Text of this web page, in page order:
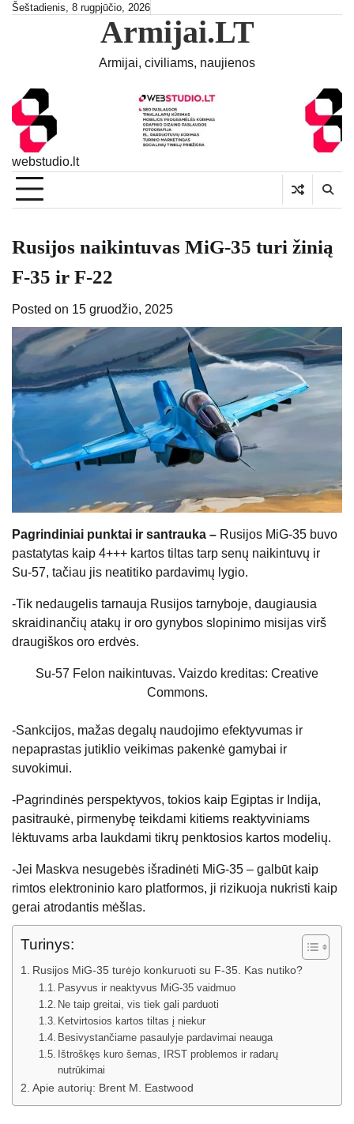
SkipŠeštadienis, 8 rugpjūčio, 2026
Armijai.LT
Armijai, civiliams, naujienos
webstudio.lt
Rusijos naikintuvas MiG-35 turi žinią
F-35 ir F-22
Posted on 15 gruodžio, 2025
Pagrindiniai punktai ir santrauka – Rusijos MiG-35 buvo
pastatytas kaip 4+++ kartos tiltas tarp senų naikintuvų ir
Su-57, tačiau jis neatitiko pardavimų lygio.
-Tik nedaugelis tarnauja Rusijos tarnyboje, daugiausia
skraidinančių atakų ir oro gynybos slopinimo misijas virš
draugiškos oro erdvės.
Su-57 Felon naikintuvas. Vaizdo kreditas: Creative
Commons.
-Sankcijos, mažas degalų naudojimo efektyvumas ir
nepaprastas jutiklio veikimas pakenkė gamybai ir
suvokimui.
-Pagrindinės perspektyvos, tokios kaip Egiptas ir Indija,
pasitraukė, pirmenybę teikdami kitiems reaktyviniams
lėktuvams arba laukdami tikrų penktosios kartos modelių.
-Jei Maskva nesugebės išradinėti MiG-35 – galbūt kaip
rimtos elektroninio karo platformos, ji rizikuoja nukristi kaip
gerai atrodantis mėšlas.
Turinys:
Rusijos MiG-35 turėjo konkuruoti su F-35. Kas nutiko?
Pasyvus ir neaktyvus MiG-35 vaidmuo
Ne taip greitai, vis tiek gali parduoti
Ketvirtosios kartos tiltas į niekur
Besivystančiame pasaulyje pardavimai neauga
Ištroškęs kuro šernas, IRST problemos ir radarų
nutrūkimai
Apie autorių: Brent M. Eastwood